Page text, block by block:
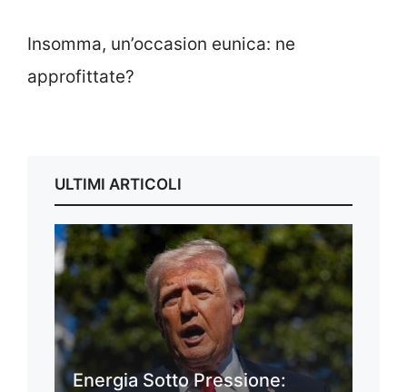
Insomma, un’occasion eunica: ne
approfittate?
ULTIMI ARTICOLI
Energia Sotto Pressione: